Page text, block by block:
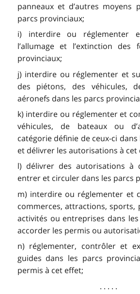
panneaux et d’autres moyens
parcs provinciaux;
i) interdire ou réglementer
l’allumage et l’extinction des
provinciaux;
j) interdire ou réglementer et
des piétons, des véhicules,
aéronefs dans les parcs
k) interdire ou réglementer et
véhicules, de bateaux ou
catégorie définie de ceux-ci
et délivrer les autorisations à cet
l) délivrer des autorisations à
entrer et circuler dans les parcs
m) interdire ou réglementer et
commerces, attractions, sports,
activités ou entreprises dans
accorder les permis ou
n) réglementer, contrôler et
guides dans les parcs
permis à cet effet;
. . . . .